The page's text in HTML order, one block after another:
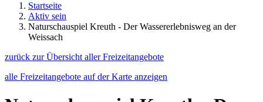
Startseite
Aktiv sein
Naturschauspiel Kreuth - Der Wassererlebnisweg an der
Weissach
zurück zur Übersicht aller Freizeitangebote
alle Freizeitangebote auf der Karte anzeigen